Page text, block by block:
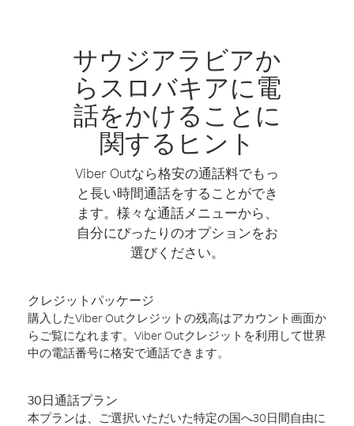
サウジアラビアか
らスロバキアに電
話をかけることに
関するヒント
Viber Outなら格安の通話料でもっ
と長い時間通話をすることができ
ます。様々な通話メニューから、
自分にぴったりのオプションをお
選びください。
クレジットパッケージ
購入したViber Outクレジットの残高はアカウント画面か
らご覧になれます。Viber Outクレジットを利用して世界
中の電話番号に格安で通話できます。
30日通話プラン
本プランは、ご選択いただいた特定の国へ30日間自由に